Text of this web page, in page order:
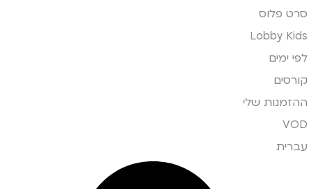
סרט פלוס
Lobby Kids
לפי ימים
קורסים
ההזמנות שלי
VOD
עברית